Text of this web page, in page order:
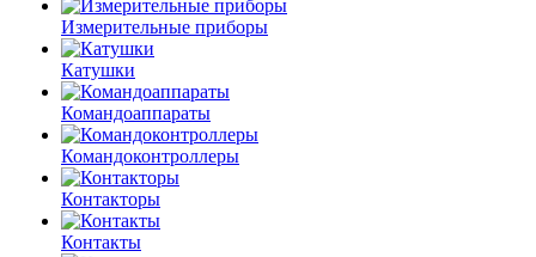
Измерительные приборы
Катушки
Командоаппараты
Командоконтроллеры
Контакторы
Контакты